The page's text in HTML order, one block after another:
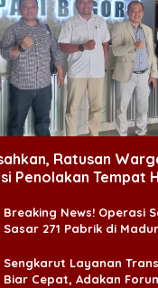
Ratusan
Penolakan Tempat
Breaking News! Operasi
Sasar 271 Pabrik di
Sengkarut Layanan
Biar Cepat, Adakan